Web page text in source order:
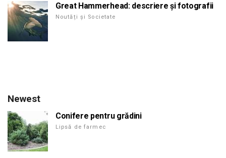
Great Hammerhead: descriere și fotografii
Noutăți și Societate
Newest
Conifere pentru grădini
Lipsă de farmec